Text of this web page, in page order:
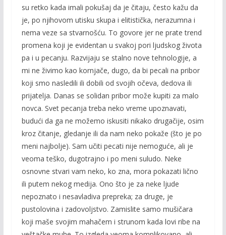
su retko kada imali pokušaj da je čitaju, često kažu da
je, po njihovom utisku skupa i elitistička, nerazumna i
nema veze sa stvarnošću. To govore jer ne prate trend
promena koji je evidentan u svakoj pori ljudskog života
pa i u pecanju. Razvijaju se stalno nove tehnologije, a
mi ne živimo kao kornjače, dugo, da bi pecali na pribor
koji smo nasledili ili dobili od svojih očeva, dedova ili
prijatelja. Danas se solidan pribor može kupiti za malo
novca. Svet pecanja treba neko vreme upoznavati,
budući da ga ne možemo iskusiti nikako drugačije, osim
kroz čitanje, gledanje ili da nam neko pokaže (što je po
meni najbolje). Sam učiti pecati nije nemoguće, ali je
veoma teško, dugotrajno i po meni suludo. Neke
osnovne stvari vam neko, ko zna, mora pokazati lično
ili putem nekog medija. Ono što je za neke ljude
nepoznato i nesavladiva prepreka; za druge, je
pustolovina i zadovoljstvo. Zamislite samo mušičara
koji maše svojim mahačem i strunom kada lovi ribe na